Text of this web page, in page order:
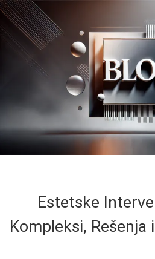
Estetske
Kompleksi, Rešenja